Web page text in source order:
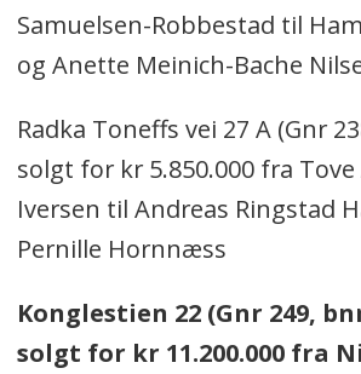
Samuelsen-Robbestad til
og Anette Meinich-Bache
Radka Toneffs vei 27 A (Gnr
solgt for kr 5.850.000 fra
Iversen til Andreas Ringstad
Pernille Hornnæss
Konglestien 22 (Gnr 249,
solgt for kr 11.200.000 fra